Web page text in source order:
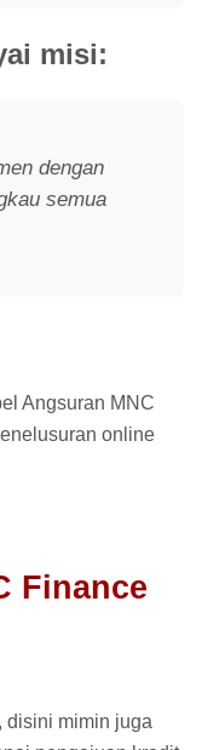
misi:
dengan
semua
Angsuran MNC
online
Finance
disini mimin juga